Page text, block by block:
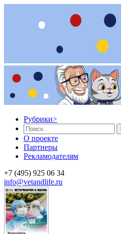
Рубрики>
О проекте
Партнеры
Рекламодателям
+7 (495) 925 06 34
info@vetandlife.ru